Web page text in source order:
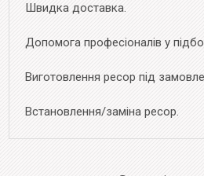
Швидка доставка.
Допомога професіоналів у
Виготовлення ресор під
Встановлення/заміна ресор.